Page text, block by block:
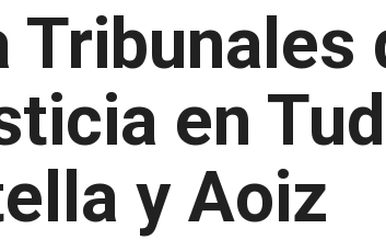
Tribunales
en
y Aoiz